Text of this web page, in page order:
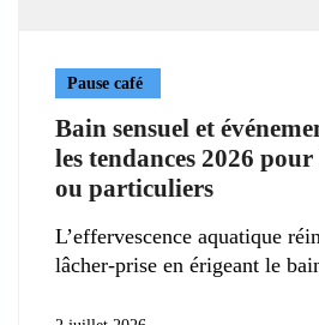
Pause café
Bain sensuel et
les tendances 2026
ou particuliers
L’effervescence aquatique
lâcher-prise en érigeant le